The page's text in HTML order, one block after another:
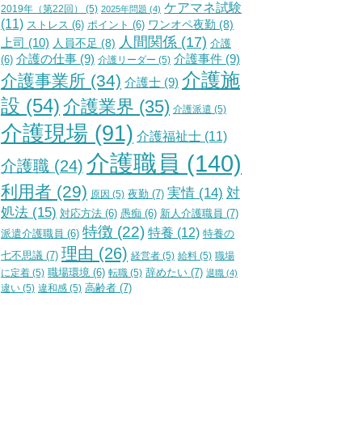
2019年（第22回） (5) 2025年問題 (4) ケアマネ試験
(11) ストレス (6) ポイント (6) ワンオペ夜勤 (8)
上司 (10) 人員不足 (8) 人間関係 (17) 介護
(6) 介護の仕事 (9) 介護リーダー (5) 介護事件 (9)
介護事業所 (34) 介護士 (9) 介護施
設 (54) 介護業界 (35) 介護派遣 (5)
介護現場 (91) 介護福祉士 (11)
介護職 (24) 介護職員 (140)
利用者 (29) 原因 (5) 夜勤 (7) 実情 (14) 対
処法 (15) 対応方法 (6) 愚痴 (6) 新人介護職員 (7)
派遣介護職員 (6) 特徴 (22) 特養 (12) 特養の
七不思議 (7) 理由 (26) 経営者 (5) 給料 (5) 職場
に定着 (5) 職場環境 (6) 転職 (5) 辞めたい (7) 退職 (4)
違い (5) 違和感 (5) 高齢者 (7)